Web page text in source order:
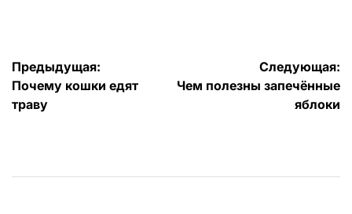
Навигация
по
Предыдущая:
Почему кошки едят
траву
Следующая:
Чем полезны запечённые
яблоки